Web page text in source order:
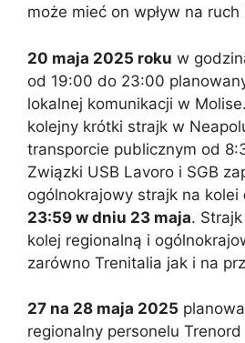
może mieć on wpływ na ruch
20 maja 2025 roku w
od 19:00 do 23:00
lokalnej komunikacji w Molise.
kolejny krótki strajk w
transporcie publicznym od
Związki USB Lavoro i SGB
ogólnokrajowy strajk na kolei
23:59 w dniu 23 maja.
kolej regionalną i
zarówno Trenitalia jak i na
27 na 28 maja 2025
regionalny personelu